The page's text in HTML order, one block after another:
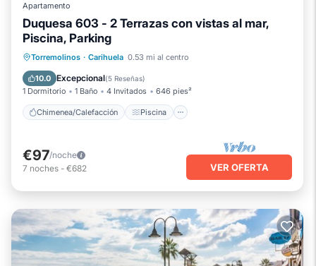
Apartamento
Duquesa 603 - 2 Terrazas con vistas al mar,
Piscina, Parking
Torremolinos · Carihuela 0.53 mi al centro
10.0 Excepcional(5 Reseñas)
1 Dormitorio 1 Baño 4 Invitados 646 pies²
Chimenea/Calefacción Piscina
Chimenea/Calefacción
Piscina
Balcón/Terraza
€97/noche
7 noches - €682 VER OFERTA